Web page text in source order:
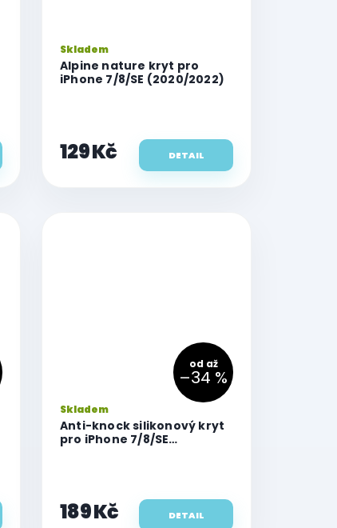
Alpine nature kryt pro
iPhone 7/8/SE (2020/2022)
Skladem
129 Kč DETAIL
od až
–34 %
Anti-knock silikonový kryt
pro iPhone 7/8/SE
Skladem
189 Kč DETAIL